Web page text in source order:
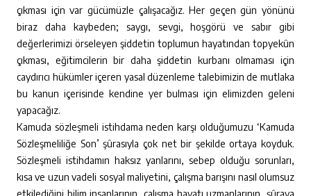
çıkması için var gücümüzle çalışacağız. Her geçen gün yönünü
biraz daha kaybeden; saygı, sevgi, hoşgörü ve sabır gibi
değerlerimizi örseleyen şiddetin toplumun hayatından topyekûn
çıkması, eğitimcilerin bir daha şiddetin kurbanı olmaması için
caydırıcı hükümler içeren yasal düzenleme talebimizin de mutlaka
bu kanun içerisinde kendine yer bulması için elimizden geleni
yapacağız.
Kamuda sözleşmeli istihdama neden karşı olduğumuzu ‘Kamuda
Sözleşmeliliğe Son’ şûrasıyla çok net bir şekilde ortaya koyduk.
Sözleşmeli istihdamın haksız yanlarını, sebep olduğu sorunları,
kısa ve uzun vadeli sosyal maliyetini, çalışma barışını nasıl olumsuz
etkilediğini bilim insanlarının, çalışma hayatı uzmanlarının, şûraya